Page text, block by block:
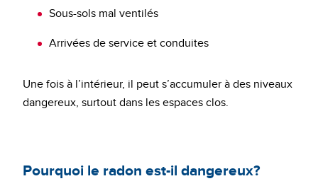
Sous-sols mal ventilés
Arrivées de service et conduites
Une fois à l’intérieur, il peut s’accumuler à des niveaux
dangereux, surtout dans les espaces clos.
Pourquoi le radon est-il dangereux?